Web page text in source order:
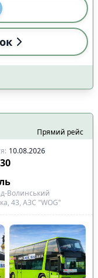
Прямий рейс
: 10.08.2026
Волинський
43, АЗС "WOG"